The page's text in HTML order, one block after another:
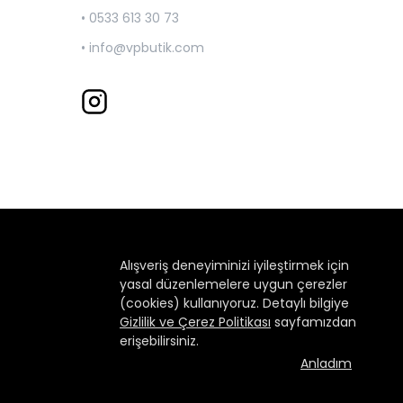
Alışveriş deneyiminizi iyileştirmek için
yasal düzenlemelere uygun çerezler
(cookies) kullanıyoruz. Detaylı bilgiye
Gizlilik ve Çerez Politikası sayfamızdan
erişebilirsiniz.
Anladım
• 0533 613 30 73
• info@vpbutik.com